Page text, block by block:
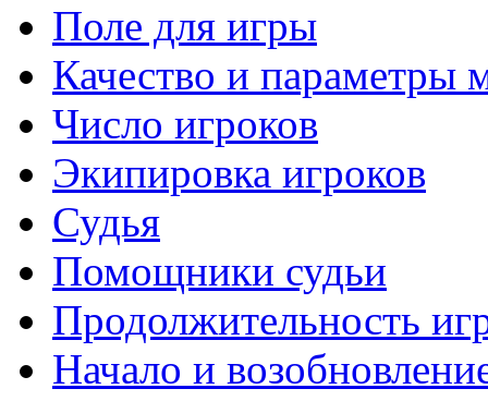
Поле для игры
Качество и параметры
Число игроков
Экипировка игроков
Судья
Помощники судьи
Продолжительность
Начало и